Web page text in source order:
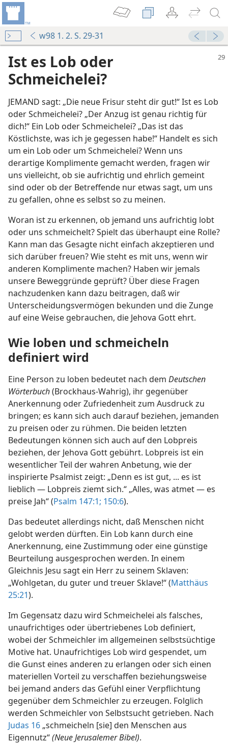
w98 1. 2. S. 29-31
Ist es Lob oder
Schmeichelei?
JEMAND sagt: „Die neue Frisur steht dir gut!“ Ist es Lob
oder Schmeichelei? „Der Anzug ist genau richtig für
dich!“ Ein Lob oder Schmeichelei? „Das ist das
Köstlichste, was ich je gegessen habe!“ Handelt es sich
um ein Lob oder um Schmeichelei? Wenn uns
derartige Komplimente gemacht werden, fragen wir
uns vielleicht, ob sie aufrichtig und ehrlich gemeint
sind oder ob der Betreffende nur etwas sagt, um uns
zu gefallen, ohne es selbst so zu meinen.
Woran ist zu erkennen, ob jemand uns aufrichtig lobt
oder uns schmeichelt? Spielt das überhaupt eine Rolle?
Kann man das Gesagte nicht einfach akzeptieren und
sich darüber freuen? Wie steht es mit uns, wenn wir
anderen Komplimente machen? Haben wir jemals
unsere Beweggründe geprüft? Über diese Fragen
nachzudenken kann dazu beitragen, daß wir
Unterscheidungsvermögen bekunden und die Zunge
auf eine Weise gebrauchen, die Jehova Gott ehrt.
Wie loben und schmeicheln
definiert wird
Eine Person zu loben bedeutet nach dem Deutschen
Wörterbuch(Brockhaus-Wahrig), ihr gegenüber
Anerkennung oder Zufriedenheit zum Ausdruck zu
bringen; es kann sich auch darauf beziehen, jemanden
zu preisen oder zu rühmen. Die beiden letzten
Bedeutungen können sich auch auf den Lobpreis
beziehen, der Jehova Gott gebührt. Lobpreis ist ein
wesentlicher Teil der wahren Anbetung, wie der
inspirierte Psalmist zeigt: „Denn es ist gut, ... es ist
lieblich — Lobpreis ziemt sich.“ „Alles, was atmet — es
preise Jah“ (Psalm 147:1; 150:6).
Das bedeutet allerdings nicht, daß Menschen nicht
gelobt werden dürften. Ein Lob kann durch eine
Anerkennung, eine Zustimmung oder eine günstige
Beurteilung ausgesprochen werden. In einem
Gleichnis Jesu sagt ein Herr zu seinem Sklaven:
„Wohlgetan, du guter und treuer Sklave!“ (Matthäus
25:21).
Im Gegensatz dazu wird Schmeichelei als falsches,
unaufrichtiges oder übertriebenes Lob definiert,
wobei der Schmeichler im allgemeinen selbstsüchtige
Motive hat. Unaufrichtiges Lob wird gespendet, um
die Gunst eines anderen zu erlangen oder sich einen
materiellen Vorteil zu verschaffen beziehungsweise
bei jemand anders das Gefühl einer Verpflichtung
gegenüber dem Schmeichler zu erzeugen. Folglich
werden Schmeichler von Selbstsucht getrieben. Nach
Judas 16 „schmeicheln [sie] den Menschen aus
Eigennutz“(Neue Jerusalemer Bibel).